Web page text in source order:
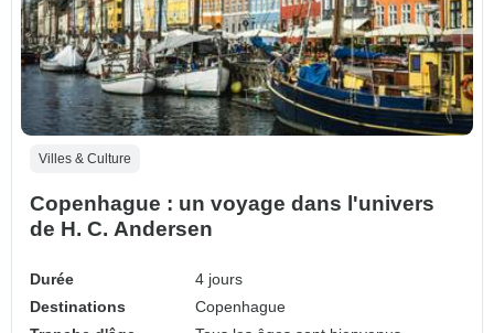
Villes & Culture
Copenhague : un voyage dans l'univers
de H. C. Andersen
Durée
4 jours
Destinations
Copenhague